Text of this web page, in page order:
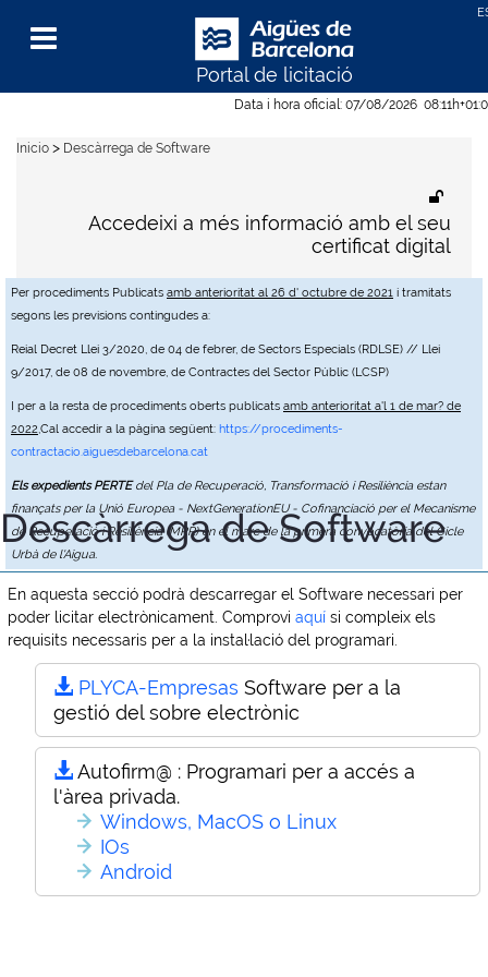
Data i hora oficial: 07/08/2026 08:11h
Per procediments Publicats amb anterioritat al 26 d' octubre de 2021 i tramitats
segons les previsions contingudes a:
Reial Decret Llei 3/2020, de 04 de febrer, de Sectors Especials (RDLSE) // Llei
9/2017, de 08 de novembre, de Contractes del Sector Públic (LCSP)
I per a la resta de procediments oberts publicats amb anterioritat a'l 1 de mar? de
2022,Cal accedir a la pàgina següent: https://procediments-
contractacio.aiguesdebarcelona.cat
Els expedients PERTEdel Pla de Recuperació, Transformació i Resiliència estan
finançats per la Unió Europea - NextGenerationEU - Cofinanciació per el Mecanisme
de Recuperació i Resiliència (MRR) en el marc de la primera convocatòria del Cicle
Urbà de l'Aigua.
Portal de licitació
Menu
Accedeixi a més informació amb el seu
certificat digital
Inicio > Descàrrega de Software
Descàrrega de Software
En aquesta secció podrà descarregar el Software necessari per
poder licitar electrònicament. Comprovi aquí si compleix els
requisits necessaris per a la instal·lació del programari.
PLYCA-Empresas Software per a la
gestió del sobre electrònic
Autofirm@ : Programari per a accés a
l'àrea privada.
Windows, MacOS o Linux
IOs
Android